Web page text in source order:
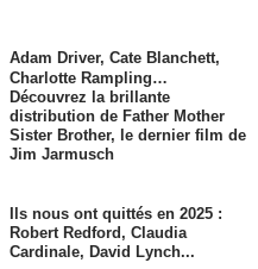
Adam Driver, Cate Blanchett,
Charlotte Rampling…
Découvrez la brillante
distribution de Father Mother
Sister Brother, le dernier film de
Jim Jarmusch
Ils nous ont quittés en 2025 :
Robert Redford, Claudia
Cardinale, David Lynch...